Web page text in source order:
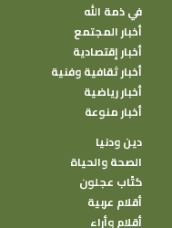
في ذمة الله
أخبار المجتمع
أخبار إقتصادية
أخبار ثقافية وفنية
أخبار رياضية
أخبار منوعة
دين ودنيا
الصحة والحياة
كتًاب عجلون
أقلام عربية
أقلام وأراء